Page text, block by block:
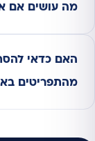
מה עושים אם
האם כדאי
מהתפריטים